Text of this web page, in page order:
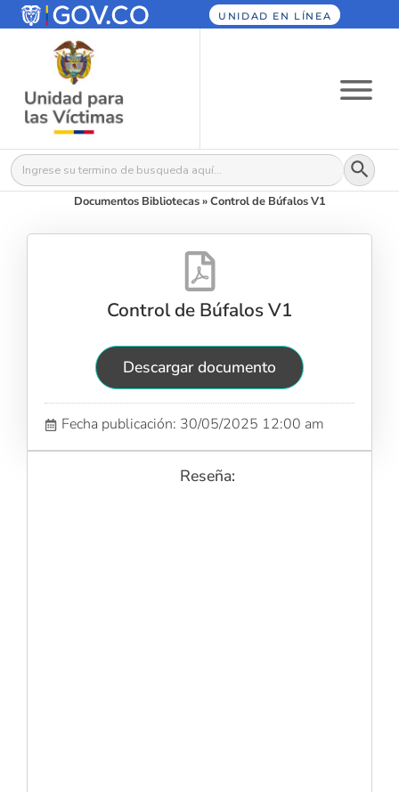
UNIDAD EN LÍNEA
Buscar: Botón
Documentos Bibliotecas»Control de Búfalos V1
Control de Búfalos V1
Descargar documento
Fecha publicación: 30/05/2025 12:00 am
Reseña: